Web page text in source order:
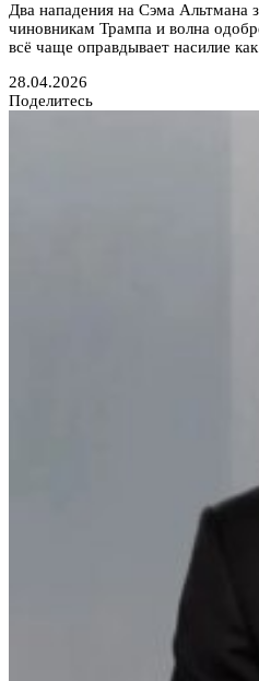
Два нападения на Сэма Альтмана
чиновникам Трампа и волна
всё чаще оправдывает насилие
28.04.2026
Поделитесь